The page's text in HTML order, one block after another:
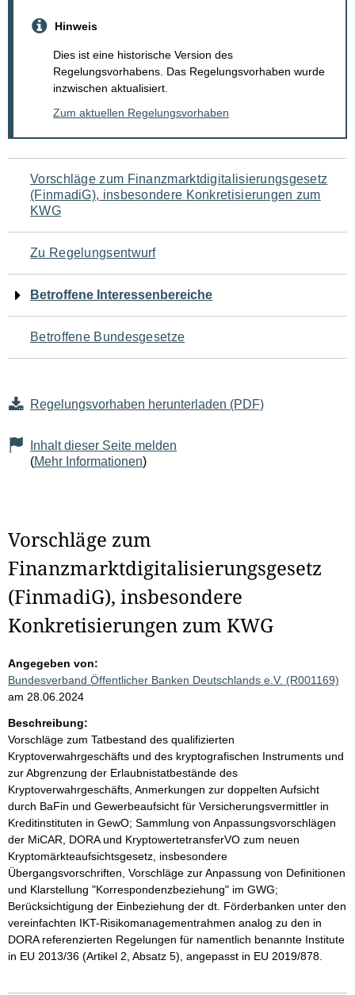
Hinweis
Dies ist eine historische Version des
Regelungsvorhabens. Das Regelungsvorhaben wurde
inzwischen aktualisiert.
Zum aktuellen Regelungsvorhaben
Navigation
für
den
Seiteninhalt
Vorschläge zum Finanzmarktdigitalisierungsgesetz
(FinmadiG), insbesondere Konkretisierungen zum
KWG
Zu Regelungsentwurf
Betroffene Interessenbereiche
Betroffene Bundesgesetze
Regelungsvorhaben herunterladen (PDF)
Inhalt dieser Seite melden
(Mehr Informationen)
Vorschläge zum
Finanzmarktdigitalisierungsgesetz
(FinmadiG), insbesondere
Konkretisierungen zum KWG
Angegeben von:
Bundesverband Öffentlicher Banken Deutschlands e.V. (R001169)
am 28.06.2024
Beschreibung:
Vorschläge zum Tatbestand des qualifizierten
Kryptoverwahrgeschäfts und des kryptografischen Instruments und
zur Abgrenzung der Erlaubnistatbestände des
Kryptoverwahrgeschäfts, Anmerkungen zur doppelten Aufsicht
durch BaFin und Gewerbeaufsicht für Versicherungsvermittler in
Kreditinstituten in GewO; Sammlung von Anpassungsvorschlägen
der MiCAR, DORA und KryptowertetransferVO zum neuen
Kryptomärkteaufsichtsgesetz, insbesondere
Übergangsvorschriften, Vorschläge zur Anpassung von Definitionen
und Klarstellung "Korrespondenzbeziehung" im GWG;
Berücksichtigung der Einbeziehung der dt. Förderbanken unter den
vereinfachten IKT-Risikomanagementrahmen analog zu den in
DORA referenzierten Regelungen für namentlich benannte Institute
in EU 2013/36 (Artikel 2, Absatz 5), angepasst in EU 2019/878.